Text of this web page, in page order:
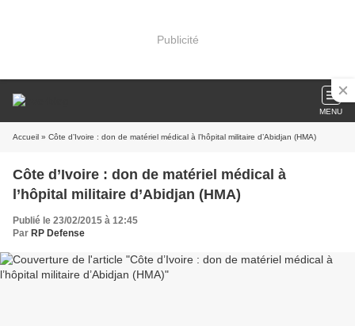
Publicité
MENU
Accueil » Côte d’Ivoire : don de matériel médical à l’hôpital militaire d’Abidjan (HMA)
Côte d’Ivoire : don de matériel médical à
l’hôpital militaire d’Abidjan (HMA)
Publié le 23/02/2015 à 12:45
Par RP Defense